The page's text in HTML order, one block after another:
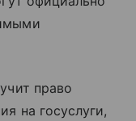
право
на госуслуги,